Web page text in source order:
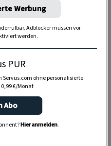
Werbung
Adblocker müssen vor
werden.
PUR
Servus.com ohne personalisierte
€/Monat
Abo
Hier anmelden.